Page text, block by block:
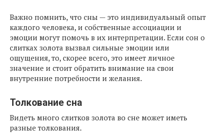
Важно помнить, что сны — это индивидуальный опыт
каждого человека, и собственные ассоциации и
эмоции могут помочь в их интерпретации. Если сон о
слитках золота вызвал сильные эмоции или
ощущения, то, скорее всего, это имеет личное
значение и стоит обратить внимание на свои
внутренние потребности и желания.
Толкование сна
Видеть много слитков золота во сне может иметь
разные толкования.